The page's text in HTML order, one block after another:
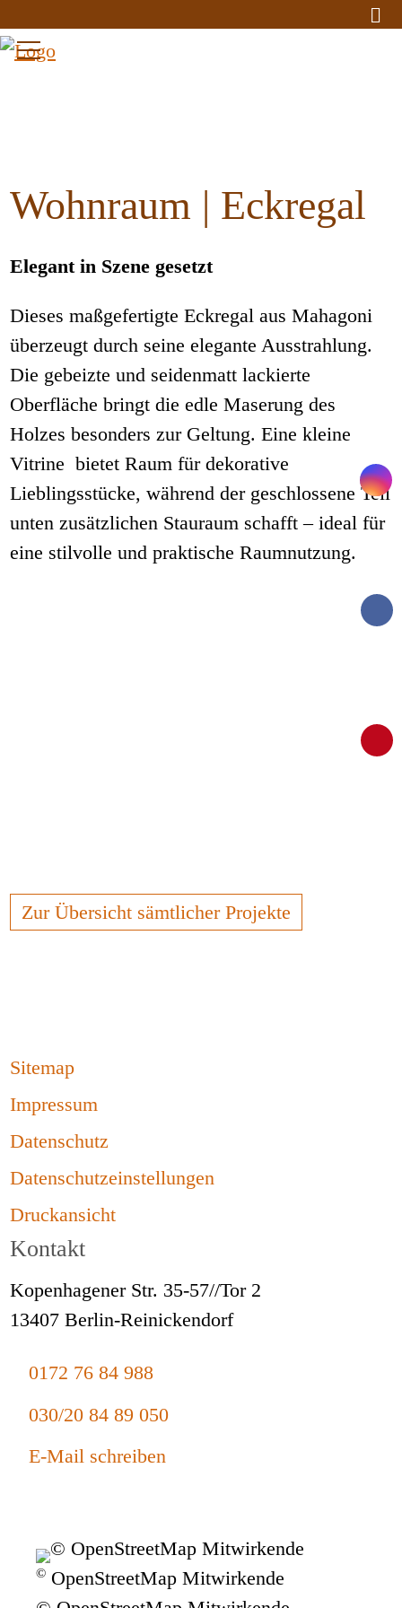
Wohnraum | Eckregal
Elegant in Szene gesetzt
Dieses maßgefertigte Eckregal aus Mahagoni
überzeugt durch seine elegante Ausstrahlung.
Die gebeizte und seidenmatt lackierte
Oberfläche bringt die edle Maserung des
Holzes besonders zur Geltung. Eine kleine
Vitrine bietet Raum für dekorative
Lieblingsstücke, während der geschlossene Teil
unten zusätzlichen Stauraum schafft – ideal für
eine stilvolle und praktische Raumnutzung.
Zur Übersicht sämtlicher Projekte
Sitemap
Impressum
Datenschutz
Datenschutzeinstellungen
Druckansicht
Kontakt
Kopenhagener Str. 35-57//Tor 2
13407 Berlin-Reinickendorf
0172 76 84 988
030/20 84 89 050
E-Mail schreiben
© OpenStreetMap Mitwirkende